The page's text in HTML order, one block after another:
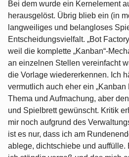
Bei dem wurde ein Kernelement
herausgelöst. Übrig blieb ein (in
langweiliges und belangloses
Entscheidungsvielfalt. „Bot
weil die komplette „Kanban“-
an einzelnen Stellen vereinfacht
die Vorlage wiedererkennen. Ich
vermutlich auch eher ein „Kanban
Thema und Aufmachung, aber
und Spielbrett gewünscht. Kritik
mir noch aufgrund des
ist es nur, dass ich am
ablege, dichtschiebe und auffülle.